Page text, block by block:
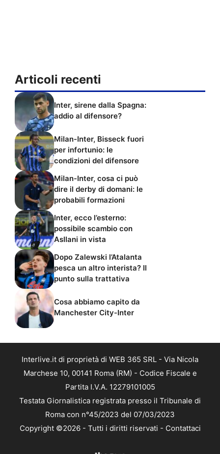
Articoli recenti
Inter, sirene dalla Spagna:
addio al difensore?
Milan-Inter, Bisseck fuori
per infortunio: le
condizioni del difensore
Milan-Inter, cosa ci può
dire il derby di domani: le
probabili formazioni
Inter, ecco l’esterno:
possibile scambio con
Asllani in vista
Dopo Zalewski l’Atalanta
pesca un altro interista? Il
punto sulla trattativa
Cosa abbiamo capito da
Manchester City-Inter
Interlive.it di proprietà di WEB 365 SRL - Via Nicola
Marchese 10, 00141 Roma (RM) - Codice Fiscale e
Partita I.V.A. 12279101005
Testata Giornalistica registrata presso il Tribunale di
Roma con n°45/2023 del 07/03/2023
Copyright ©2026 - Tutti i diritti riservati - Contattaci